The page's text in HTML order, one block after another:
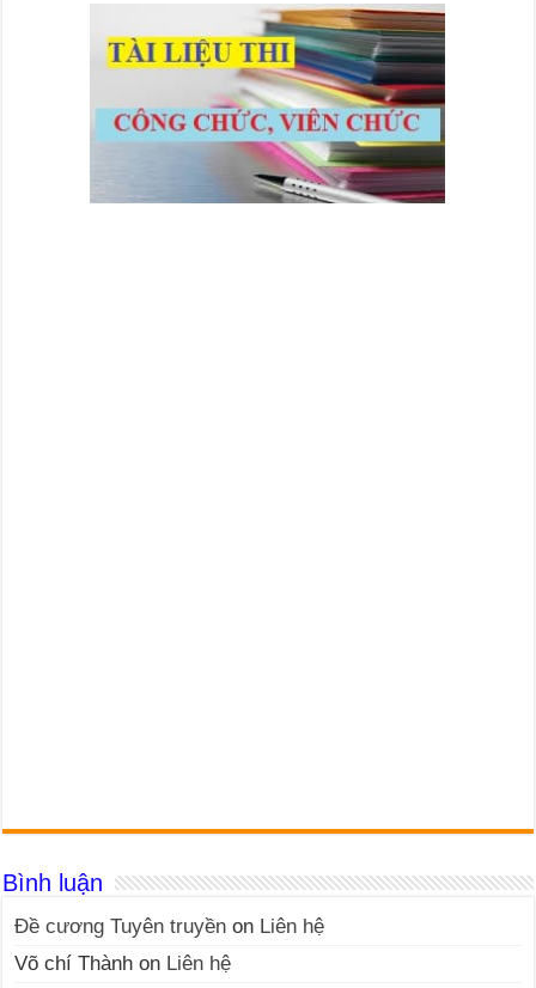
Bình luận
Đề cương Tuyên truyền on Liên hệ
Võ chí Thành on Liên hệ